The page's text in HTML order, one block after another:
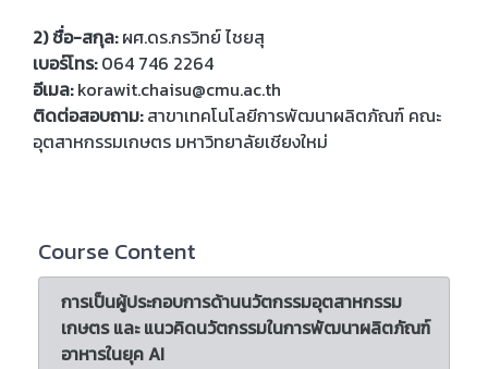
2) ชื่อ-สกุล:ผศ.ดร.กรวิทย์ ไชยสุ
เบอร์โทร:064 746 2264
อีเมล:korawit.chaisu@cmu.ac.th
ติดต่อสอบถาม:สาขาเทคโนโลยีการพัฒนาผลิตภัณฑ์ คณะ
อุตสาหกรรมเกษตร มหาวิทยาลัยเชียงใหม่
Course Content
การเป็นผู้ประกอบการด้านนวัตกรรมอุตสาหกรรม
เกษตร และ แนวคิดนวัตกรรมในการพัฒนาผลิตภัณฑ์
อาหารในยุค AI